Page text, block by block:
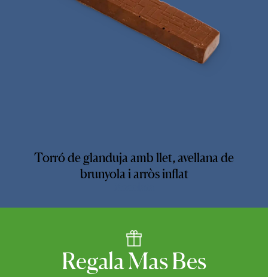
Torró de glanduja amb llet, avellana de
brunyola i arròs inflat
RegalaMasBes